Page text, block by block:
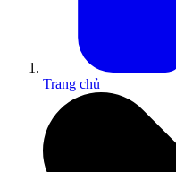
Trang chủ